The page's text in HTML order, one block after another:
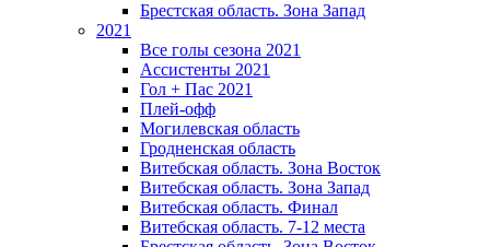
Брестская область. Зона Запад
2021
Все голы сезона 2021
Ассистенты 2021
Гол + Пас 2021
Плей-офф
Могилевская область
Гродненская область
Витебская область. Зона Восток
Витебская область. Зона Запад
Витебская область. Финал
Витебская область. 7-12 места